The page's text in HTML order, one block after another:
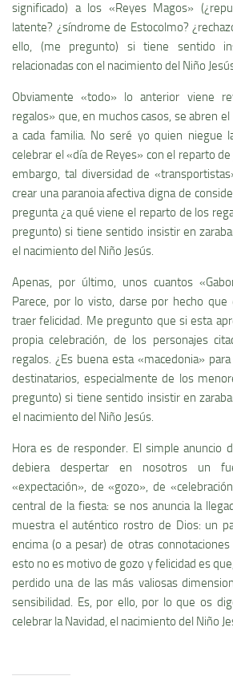
significado) a los «Reyes Magos»
latente? ¿sí­ndrome de Estocolmo?
ello, (me pregunto) si tiene sentido
relacionadas con el nacimiento del Niño
Obviamente «todo» lo anterior viene
regalos» que, en muchos casos, se abren
a cada familia. No seré yo quien niegue
celebrar el «dí­a de Reyes» con el reparto
embargo, tal diversidad de
crear una paranoia afectiva digna de
pregunta ¿a qué viene el reparto de los
pregunto) si tiene sentido insistir en
el nacimiento del Niño Jesús.
Apenas, por último, unos cuantos
Parece, por lo visto, darse por hecho que
traer felicidad. Me pregunto que si esta
propia celebración, de los personajes
regalos. ¿Es buena esta «macedonia»
destinatarios, especialmente de los
pregunto) si tiene sentido insistir en
el nacimiento del Niño Jesús.
Hora es de responder. El simple anuncio
debiera despertar en nosotros un
«expectación», de «gozo», de
central de la fiesta: se nos anuncia la
muestra el auténtico rostro de Dios: un
encima (o a pesar) de otras connotaciones
esto no es motivo de gozo y felicidad es
perdido una de las más valiosas
sensibilidad. Es, por ello, por lo que os
celebrar la Navidad, el nacimiento del Niño